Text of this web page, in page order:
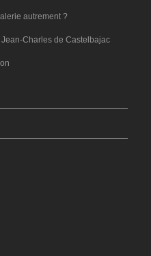
autrement ?
Charles de Castelbajac